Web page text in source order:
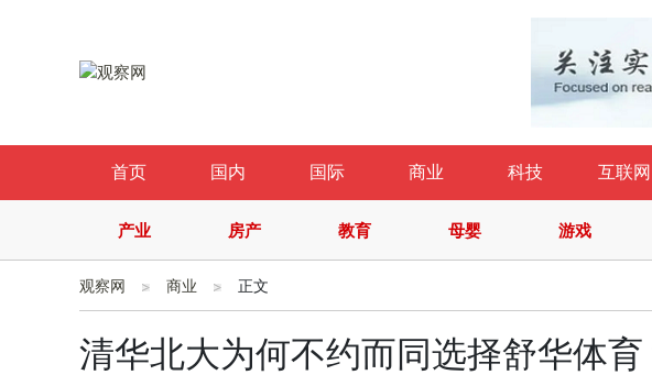
首页 国内 国际 商业 科技 互联网
产业 房产 教育 母婴 游戏
观察网 商业 正文
清华北大为何不约而同选择舒华体